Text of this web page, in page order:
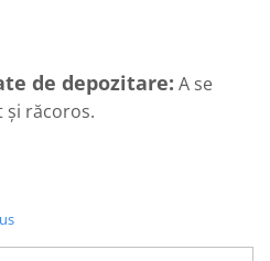
de depozitare: A se
și răcoros.